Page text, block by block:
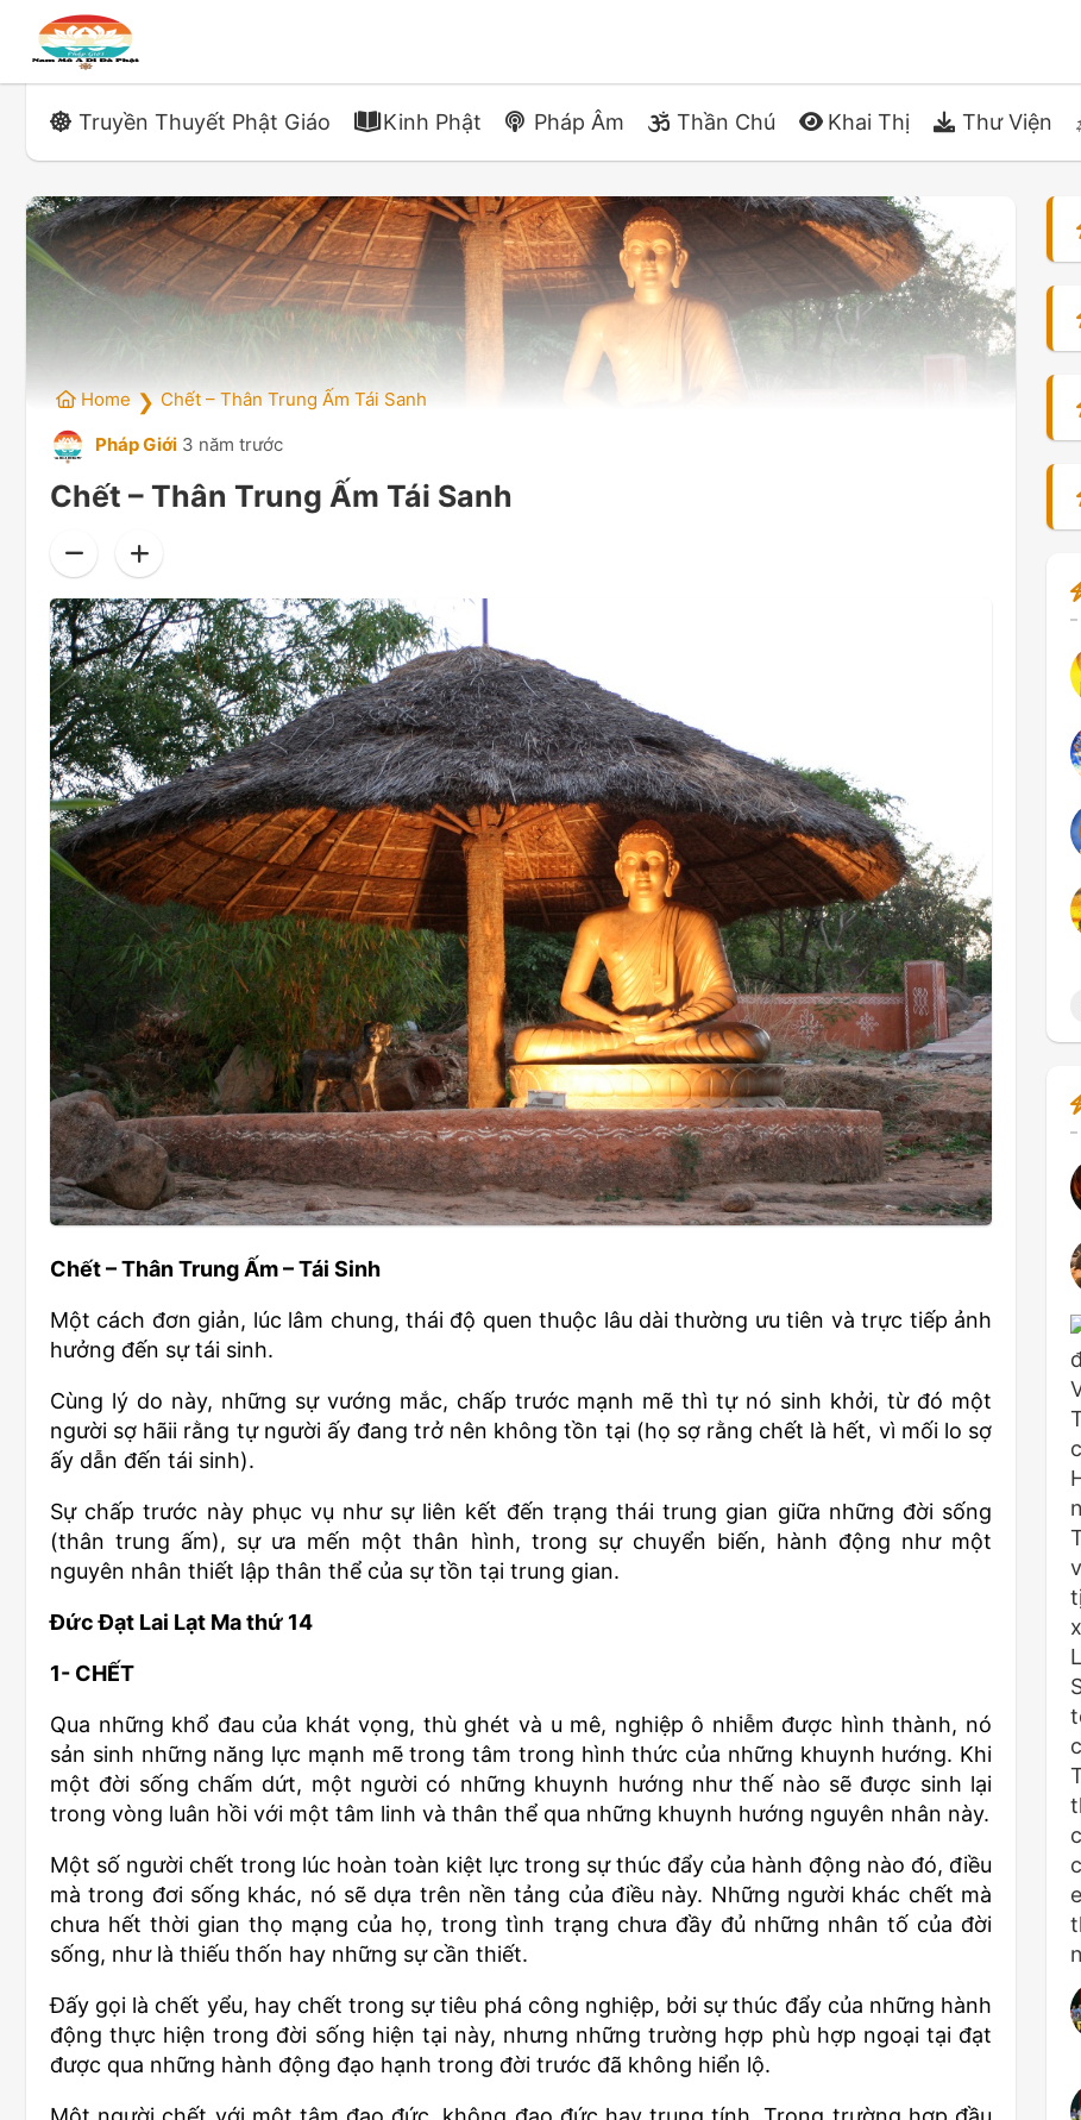
Truyền Thuyết Phật Giáo Kinh Phật Pháp Âm Thần Chú Khai Thị Thư Viện
Home ❯ Chết – Thân Trung Ấm Tái Sanh
Pháp Giới 3 năm trước
Chết – Thân Trung Ấm Tái Sanh
Chết – Thân Trung Ấm – Tái Sinh
Một cách đơn giản, lúc lâm chung, thái độ quen thuộc lâu dài thường ưu tiên và trực tiếp ảnh
hưởng đến sự tái sinh.
Cùng lý do này, những sự vướng mắc, chấp trước mạnh mẽ thì tự nó sinh khởi, từ đó một
người sợ hãii rằng tự người ấy đang trở nên không tồn tại (họ sợ rằng chết là hết, vì mối lo sợ
ấy dẫn đến tái sinh).
Sự chấp trước này phục vụ như sự liên kết đến trạng thái trung gian giữa những đời sống
(thân trung ấm), sự ưa mến một thân hình, trong sự chuyển biến, hành động như một
nguyên nhân thiết lập thân thể của sự tồn tại trung gian.
Đức Đạt Lai Lạt Ma thứ 14
1- CHẾT
Qua những khổ đau của khát vọng, thù ghét và u mê, nghiệp ô nhiễm được hình thành, nó
sản sinh những năng lực mạnh mẽ trong tâm trong hình thức của những khuynh hướng. Khi
một đời sống chấm dứt, một người có những khuynh hướng như thế nào sẽ được sinh lại
trong vòng luân hồi với một tâm linh và thân thể qua những khuynh hướng nguyên nhân này.
Một số người chết trong lúc hoàn toàn kiệt lực trong sự thúc đẩy của hành động nào đó, điều
mà trong đơi sống khác, nó sẽ dựa trên nền tảng của điều này. Những người khác chết mà
chưa hết thời gian thọ mạng của họ, trong tình trạng chưa đầy đủ những nhân tố của đời
sống, như là thiếu thốn hay những sự cần thiết.
Đấy gọi là chết yểu, hay chết trong sự tiêu phá công nghiệp, bởi sự thúc đẩy của những hành
động thực hiện trong đời sống hiện tại này, nhưng những trường hợp phù hợp ngoại tại đạt
được qua những hành động đạo hạnh trong đời trước đã không hiển lộ.